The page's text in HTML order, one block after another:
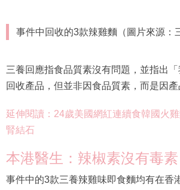
事件中回收的3款辣雞麵（圖片來源：
三養回應指食品質素沒有問題，並指出
回收產品，但並非因食品質素，而是因產
延伸閱讀：24歲美國網紅連續食韓國火
腎結石
本港醫生：辣椒素沒有毒素
事件中的3款三養辣雞味即食麵均有在香